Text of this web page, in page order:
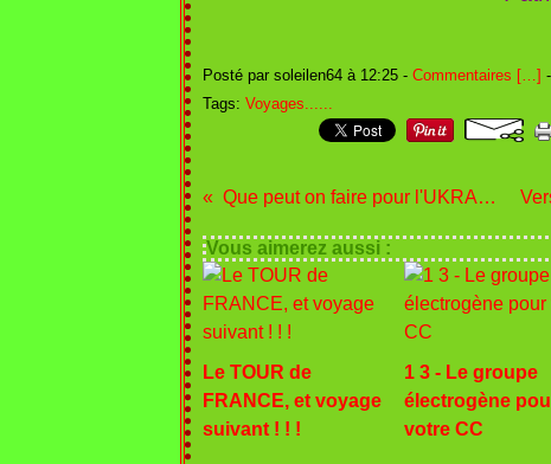
Posté par soleilen64 à 12:25 - Commentaires […]
Tags: Voyages......
Que peut on faire pour l'UKRAINE ?
Vous aimerez aussi :
Le TOUR de
FRANCE, et voyage
suivant ! ! !
1 3 - Le groupe
électrogène
votre CC